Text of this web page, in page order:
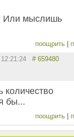
Или мыслишь
поощрить
12:21:24 # 659480
количество
бы...
поощрить